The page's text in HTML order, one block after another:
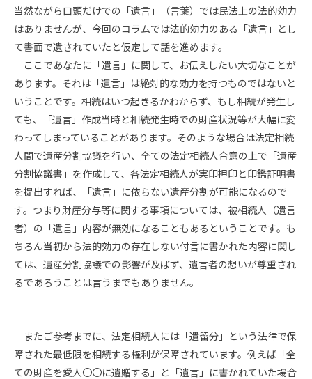
当然ながら口頭だけでの「遺言」（言葉）では民法上の法的効力
はありませんが、今回のコラムでは法的効力のある「遺言」とし
て書面で遺されていたと仮定して話を進めます。
ここであなたに「遺言」に関して、お伝えしたい大切なことが
あります。それは「遺言」は絶対的な効力を持つものではないと
いうことです。相続はいつ起きるかわからず、もし相続が発生し
ても、「遺言」作成当時と相続発生時での財産状況等が大幅に変
わってしまっていることがあります。そのような場合は法定相続
人間で遺産分割協議を行い、全ての法定相続人合意の上で「遺産
分割協議書」を作成して、各法定相続人が実印押印と印鑑証明書
を提出すれば、「遺言」に依らない遺産分割が可能になるので
す。つまり財産分与等に関する事項については、被相続人（遺言
者）の「遺言」内容が無効になることもあるということです。も
ちろん当初から法的効力の存在しない付言に書かれた内容に関し
ては、遺産分割協議での影響が及ばず、遺言者の想いが尊重され
るであろうことは言うまでもありません。
またご参考までに、法定相続人には「遺留分」という法律で保
障された最低限を相続する権利が保障されています。例えば「全
ての財産を愛人〇〇に遺贈する」と「遺言」に書かれていた場合